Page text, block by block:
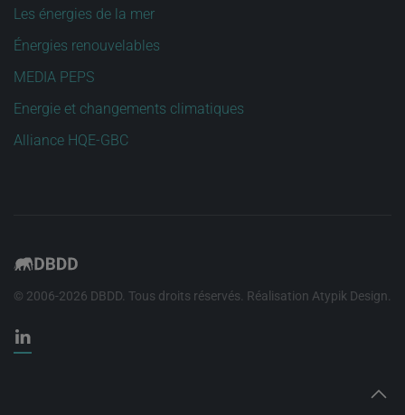
Les énergies de la mer
Énergies renouvelables
MEDIA PEPS
Energie et changements climatiques
Alliance HQE-GBC
© 2006-2026 DBDD. Tous droits réservés. Réalisation Atypik Design